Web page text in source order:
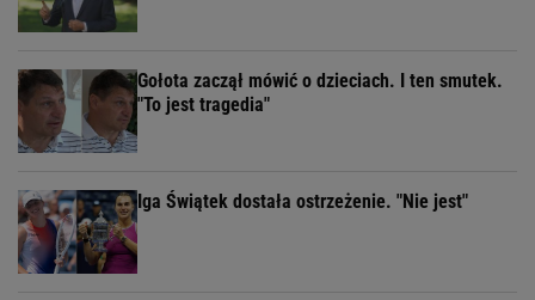
Gołota zaczął mówić o dzieciach. I ten smutek.
"To jest tragedia"
Iga Świątek dostała ostrzeżenie. "Nie jest"